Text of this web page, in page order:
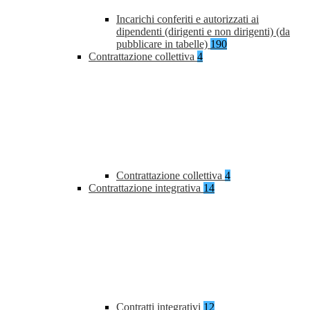
Incarichi conferiti e autorizzati ai
dipendenti (dirigenti e non dirigenti) (da
pubblicare in tabelle) 190
Contrattazione collettiva 4
Contrattazione collettiva 4
Contrattazione integrativa 14
Contratti integrativi 12